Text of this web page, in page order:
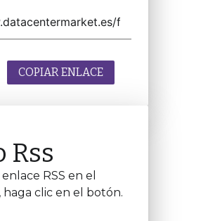
COPIAR ENLACE
Rss
RSS en el
clic en el botón.